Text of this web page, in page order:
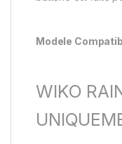
Modele
WIKO